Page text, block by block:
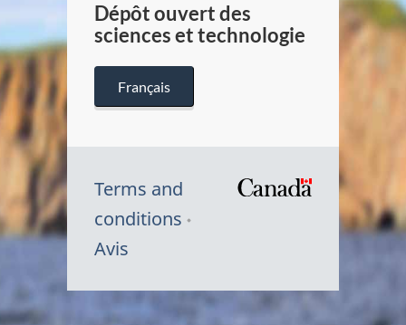
Dépôt ouvert des
sciences et technologie
Français
Terms and
conditions
Avis
Symbole